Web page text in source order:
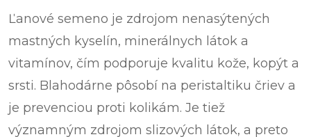
Ľanové semeno je zdrojom nenasýtených
mastných kyselín, minerálnych látok a
vitamínov, čím podporuje kvalitu kože, kopýt a
srsti. Blahodárne pôsobí na peristaltiku čriev a
je prevenciou proti kolikám. Je tiež
významným zdrojom slizových látok, a preto